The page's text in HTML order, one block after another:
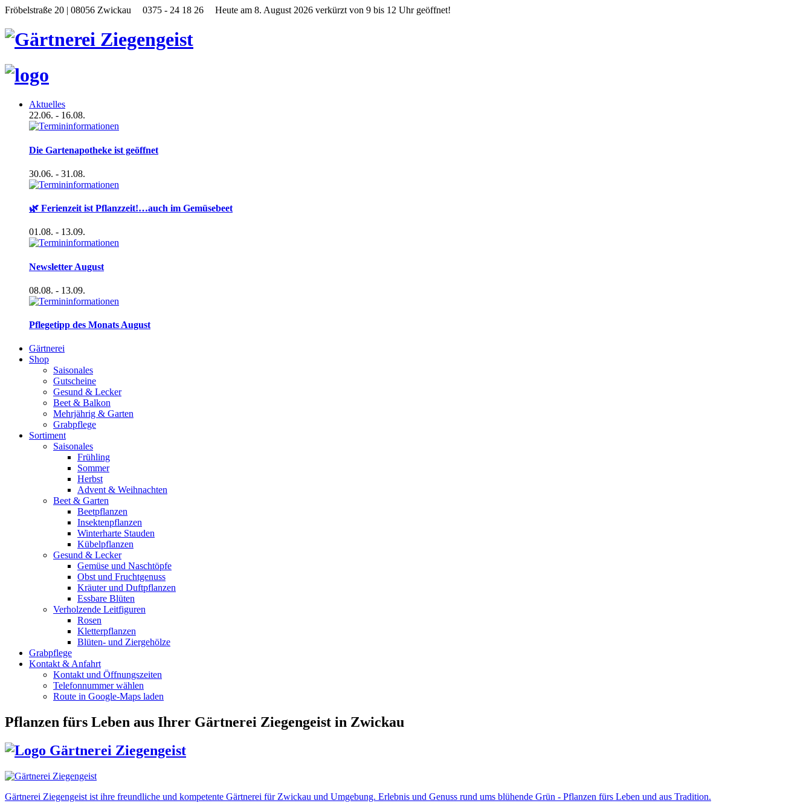
Fröbelstraße 20 | 08056 Zwickau 0375 - 24 18 26 Heute am 8. August 2026 verkürzt von 9 bis 12 Uhr geöffnet!
Aktuelles
22.06. - 16.08.
Die Gartenapotheke ist geöffnet
30.06. - 31.08.
🌿 Ferienzeit ist Pflanzzeit!…auch im Gemüsebeet
01.08. - 13.09.
Newsletter August
08.08. - 13.09.
Pflegetipp des Monats August
Gärtnerei
Shop
Saisonales
Gutscheine
Gesund & Lecker
Beet & Balkon
Mehrjährig & Garten
Grabpflege
Sortiment
Saisonales
Frühling
Sommer
Herbst
Advent & Weihnachten
Beet & Garten
Beetpflanzen
Insektenpflanzen
Winterharte Stauden
Kübelpflanzen
Gesund & Lecker
Gemüse und Naschtöpfe
Obst und Fruchtgenuss
Kräuter und Duftpflanzen
Essbare Blüten
Verholzende Leitfiguren
Rosen
Kletterpflanzen
Blüten- und Ziergehölze
Grabpflege
Kontakt & Anfahrt
Kontakt und Öffnungszeiten
Telefonnummer wählen
Route in Google-Maps laden
Pflanzen fürs Leben aus Ihrer Gärtnerei Ziegengeist in Zwickau
Gärtnerei Ziegengeist ist ihre freundliche und kompetente Gärtnerei für Zwickau und Umgebung. Erlebnis und Genuss rund ums blühende Grün - Pflanzen fürs Leben und aus Tradition.